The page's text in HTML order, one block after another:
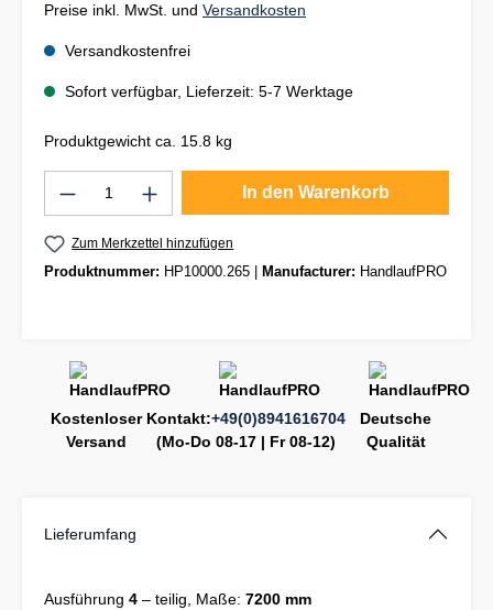
Preise inkl. MwSt. und Versandkosten
Versandkostenfrei
Sofort verfügbar, Lieferzeit: 5-7 Werktage
Produktgewicht ca. 15.8 kg
Produkt Anzahl: Gib den gewünschten
In den Warenkorb
Zum Merkzettel hinzufügen
Produktnummer: HP10000.265 Manufacturer: HandlaufPRO
Kostenloser
Versand
Kontakt:+49(0)8941616704
(Mo-Do 08-17 | Fr 08-12)
Deutsche
Qualität
Lieferumfang
Ausführung 4 – teilig, Maße: 7200 mm